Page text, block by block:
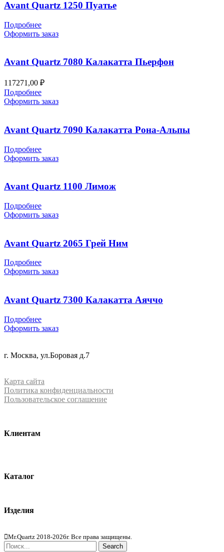
Avant Quartz 1250 Пуатье
Подробнее
Оформить заказ
Avant Quartz 7080 Калакатта Пьерфон
117271,00 ₽
Подробнее
Оформить заказ
Avant Quartz 7090 Калакатта Рона-Альпы
Подробнее
Оформить заказ
Avant Quartz 1100 Лимож
Подробнее
Оформить заказ
Avant Quartz 2065 Грей Ним
Подробнее
Оформить заказ
Avant Quartz 7300 Калакатта Аяччо
Подробнее
Оформить заказ
г. Москва, ул.Боровая д.7
Карта сайта
Политика конфиденциальности
Пользовательское соглашение
Клиентам
Каталог
Изделия
Mr.Quartz 2018-2026г. Все права защищены.
Search